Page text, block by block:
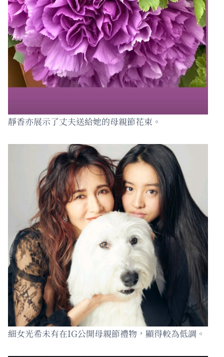
靜香亦展示了丈夫送給她的母親節花束。
細女光希未有在IG公開母親節禮物，顯得較為低調。